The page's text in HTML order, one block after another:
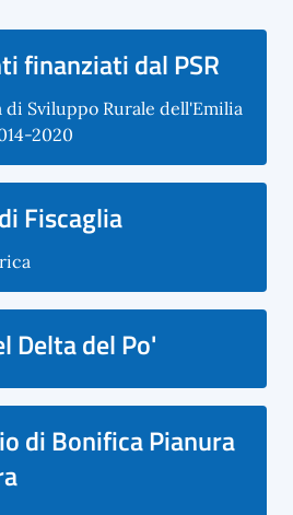
finanziati dal PSR
di Sviluppo Rurale dell'Emilia
2020
Fiscaglia
Delta del Po'
di Bonifica Pianura